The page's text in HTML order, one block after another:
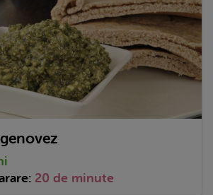
20 de minute